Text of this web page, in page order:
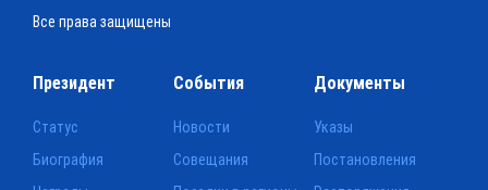
Все права защищены
Президент
Статус
Биография
События
Новости
Совещания
Документы
Указы
Постановления